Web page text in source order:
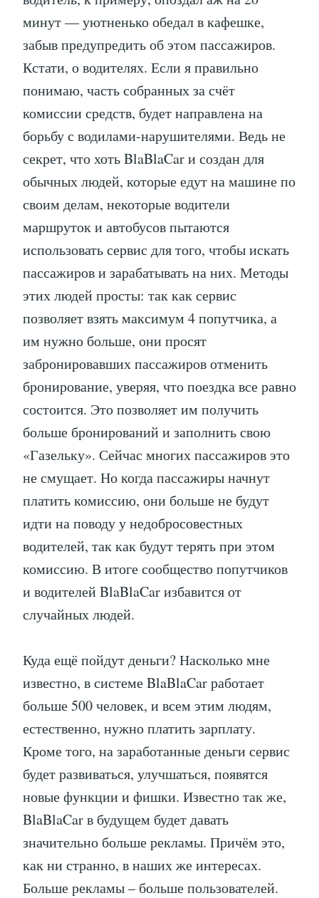
минут — уютненько обедал в кафешке,
забыв предупредить об этом пассажиров.
Кстати, о водителях. Если я правильно
понимаю, часть собранных за счёт
комиссии средств, будет направлена на
борьбу с водилами-нарушителями. Ведь не
секрет, что хоть BlaBlaCar и создан для
обычных людей, которые едут на машине по
своим делам, некоторые водители
маршруток и автобусов пытаются
использовать сервис для того, чтобы искать
пассажиров и зарабатывать на них. Методы
этих людей просты: так как сервис
позволяет взять максимум 4 попутчика, а
им нужно больше, они просят
забронировавших пассажиров отменить
бронирование, уверяя, что поездка все равно
состоится. Это позволяет им получить
больше бронирований и заполнить свою
«Газельку». Сейчас многих пассажиров это
не смущает. Но когда пассажиры начнут
платить комиссию, они больше не будут
идти на поводу у недобросовестных
водителей, так как будут терять при этом
комиссию. В итоге сообщество попутчиков
и водителей BlaBlaCar избавится от
случайных людей.
Куда ещё пойдут деньги? Насколько мне
известно, в системе BlaBlaCar работает
больше 500 человек, и всем этим людям,
естественно, нужно платить зарплату.
Кроме того, на заработанные деньги сервис
будет развиваться, улучшаться, появятся
новые функции и фишки. Известно так же,
BlaBlaCar в будущем будет давать
значительно больше рекламы. Причём это,
как ни странно, в наших же интересах.
Больше рекламы – больше пользователей.